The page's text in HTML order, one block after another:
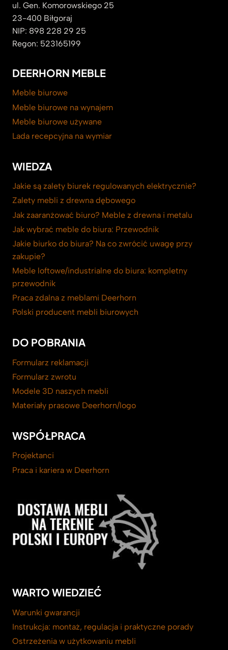
ul. Gen. Komorowskiego 25
23-400 Biłgoraj
NIP: 898 228 29 25
Regon: 523165199
DEERHORN MEBLE
Meble biurowe
Meble biurowe na wynajem
Meble biurowe używane
Lada recepcyjna na wymiar
WIEDZA
Jakie są zalety biurek regulowanych elektrycznie?
Zalety mebli z drewna dębowego
Jak zaaranżować biuro? Meble z drewna i metalu
Jak wybrać meble do biura: Przewodnik
Jakie biurko do biura? Na co zwrócić uwagę przy
zakupie?
Meble loftowe/industrialne do biura: kompletny
przewodnik
Praca zdalna z meblami Deerhorn
Polski producent mebli biurowych
DO POBRANIA
Formularz reklamacji
Formularz zwrotu
Modele 3D naszych mebli
Materiały prasowe Deerhorn/logo
WSPÓŁPRACA
Projektanci
Praca i kariera w Deerhorn
WARTO WIEDZIEĆ
Warunki gwarancji
Instrukcja: montaż, regulacja i praktyczne porady
Ostrzeżenia w użytkowaniu mebli